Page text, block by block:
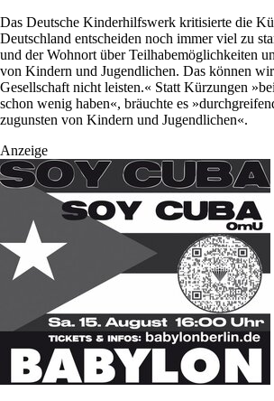
Das Deutsche Kinderhilfswerk kritisierte die
Deutschland entscheiden noch immer viel zu
und der Wohnort über Teilhabemöglichkeiten
von Kindern und Jugendlichen. Das können
Gesellschaft nicht leisten.« Statt Kürzungen
schon wenig haben«, bräuchte es
zugunsten von Kindern und Jugendlichen«.
Anzeige